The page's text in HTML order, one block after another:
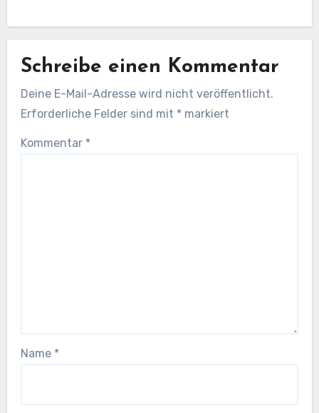
Schreibe einen Kommentar
Deine E-Mail-Adresse wird nicht veröffentlicht.
Erforderliche Felder sind mit * markiert
Kommentar *
Name *